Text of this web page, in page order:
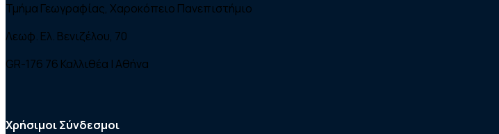
Τμήμα Γεωγραφίας, Χαροκόπειο Πανεπιστήμιο
Λεωφ. Ελ. Βενιζέλου, 70
GR-176 76 Καλλιθέα | Αθήνα
Χρήσιμοι Σύνδεσμοι